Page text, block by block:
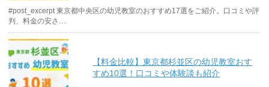
#post_excerpt 東京都中央区の幼児教室のおすすめ17選をご紹介。口コミや評
判、料金の安さ…
【料金比較】東京都杉並区の幼児教室おす
すめ10選！口コミや体験談も紹介